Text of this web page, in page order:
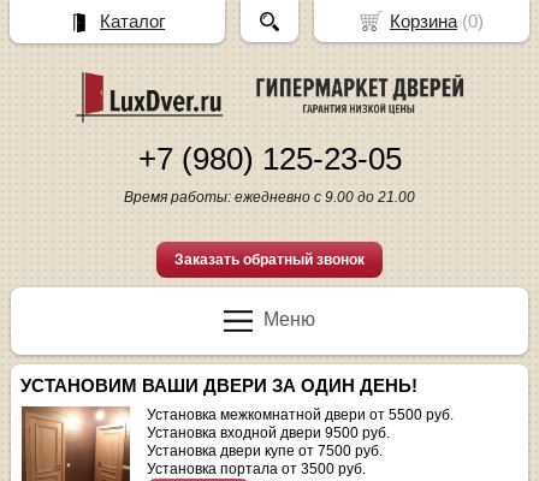
+7 (980) 125-23-05
Время работы: ежедневно с 9.00 до 21.00
Заказать обратный звонок
Меню
УСТАНОВИМ ВАШИ ДВЕРИ ЗА ОДИН ДЕНЬ!
Установка межкомнатной двери от 5500 руб.
Установка входной двери 9500 руб.
Установка двери купе от 7500 руб.
Установка портала от 3500 руб.
Корзина(0)
Каталог